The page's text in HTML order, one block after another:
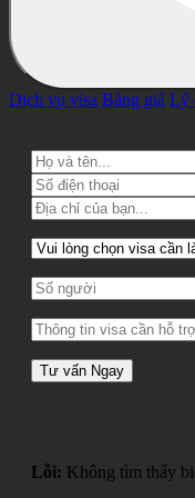
Dịch vụ visa Bảng giá Lý
Lỗi: Không tìm thấy